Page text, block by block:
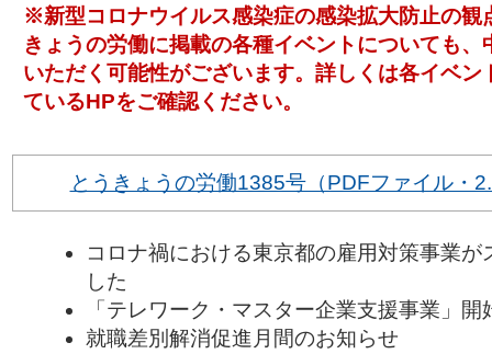
※新型コロナウイルス感染症の感染拡大防止の観
きょうの労働に掲載の各種イベントについても、
いただく可能性がございます。詳しくは各イベン
ているHPをご確認ください。
とうきょうの労働1385号（PDFファイル・
コロナ禍における東京都の雇用対策事業が
した
「テレワーク・マスター企業支援事業」開
就職差別解消促進月間のお知らせ